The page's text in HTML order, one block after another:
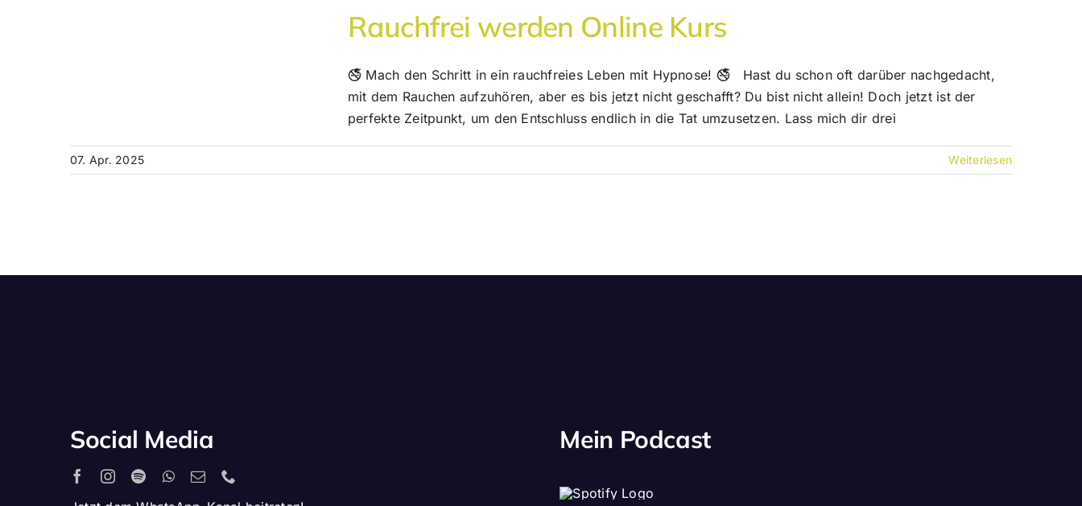
Rauchfrei werden Online Kurs
🚭 Mach den Schritt in ein rauchfreies Leben mit Hypnose! 🚭 Hast du schon oft darüber nachgedacht,
mit dem Rauchen aufzuhören, aber es bis jetzt nicht geschafft? Du bist nicht allein! Doch jetzt ist der
perfekte Zeitpunkt, um den Entschluss endlich in die Tat umzusetzen. Lass mich dir drei
07. Apr. 2025 Weiterlesen
Social Media Mein Podcast